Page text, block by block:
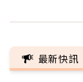
最新快訊